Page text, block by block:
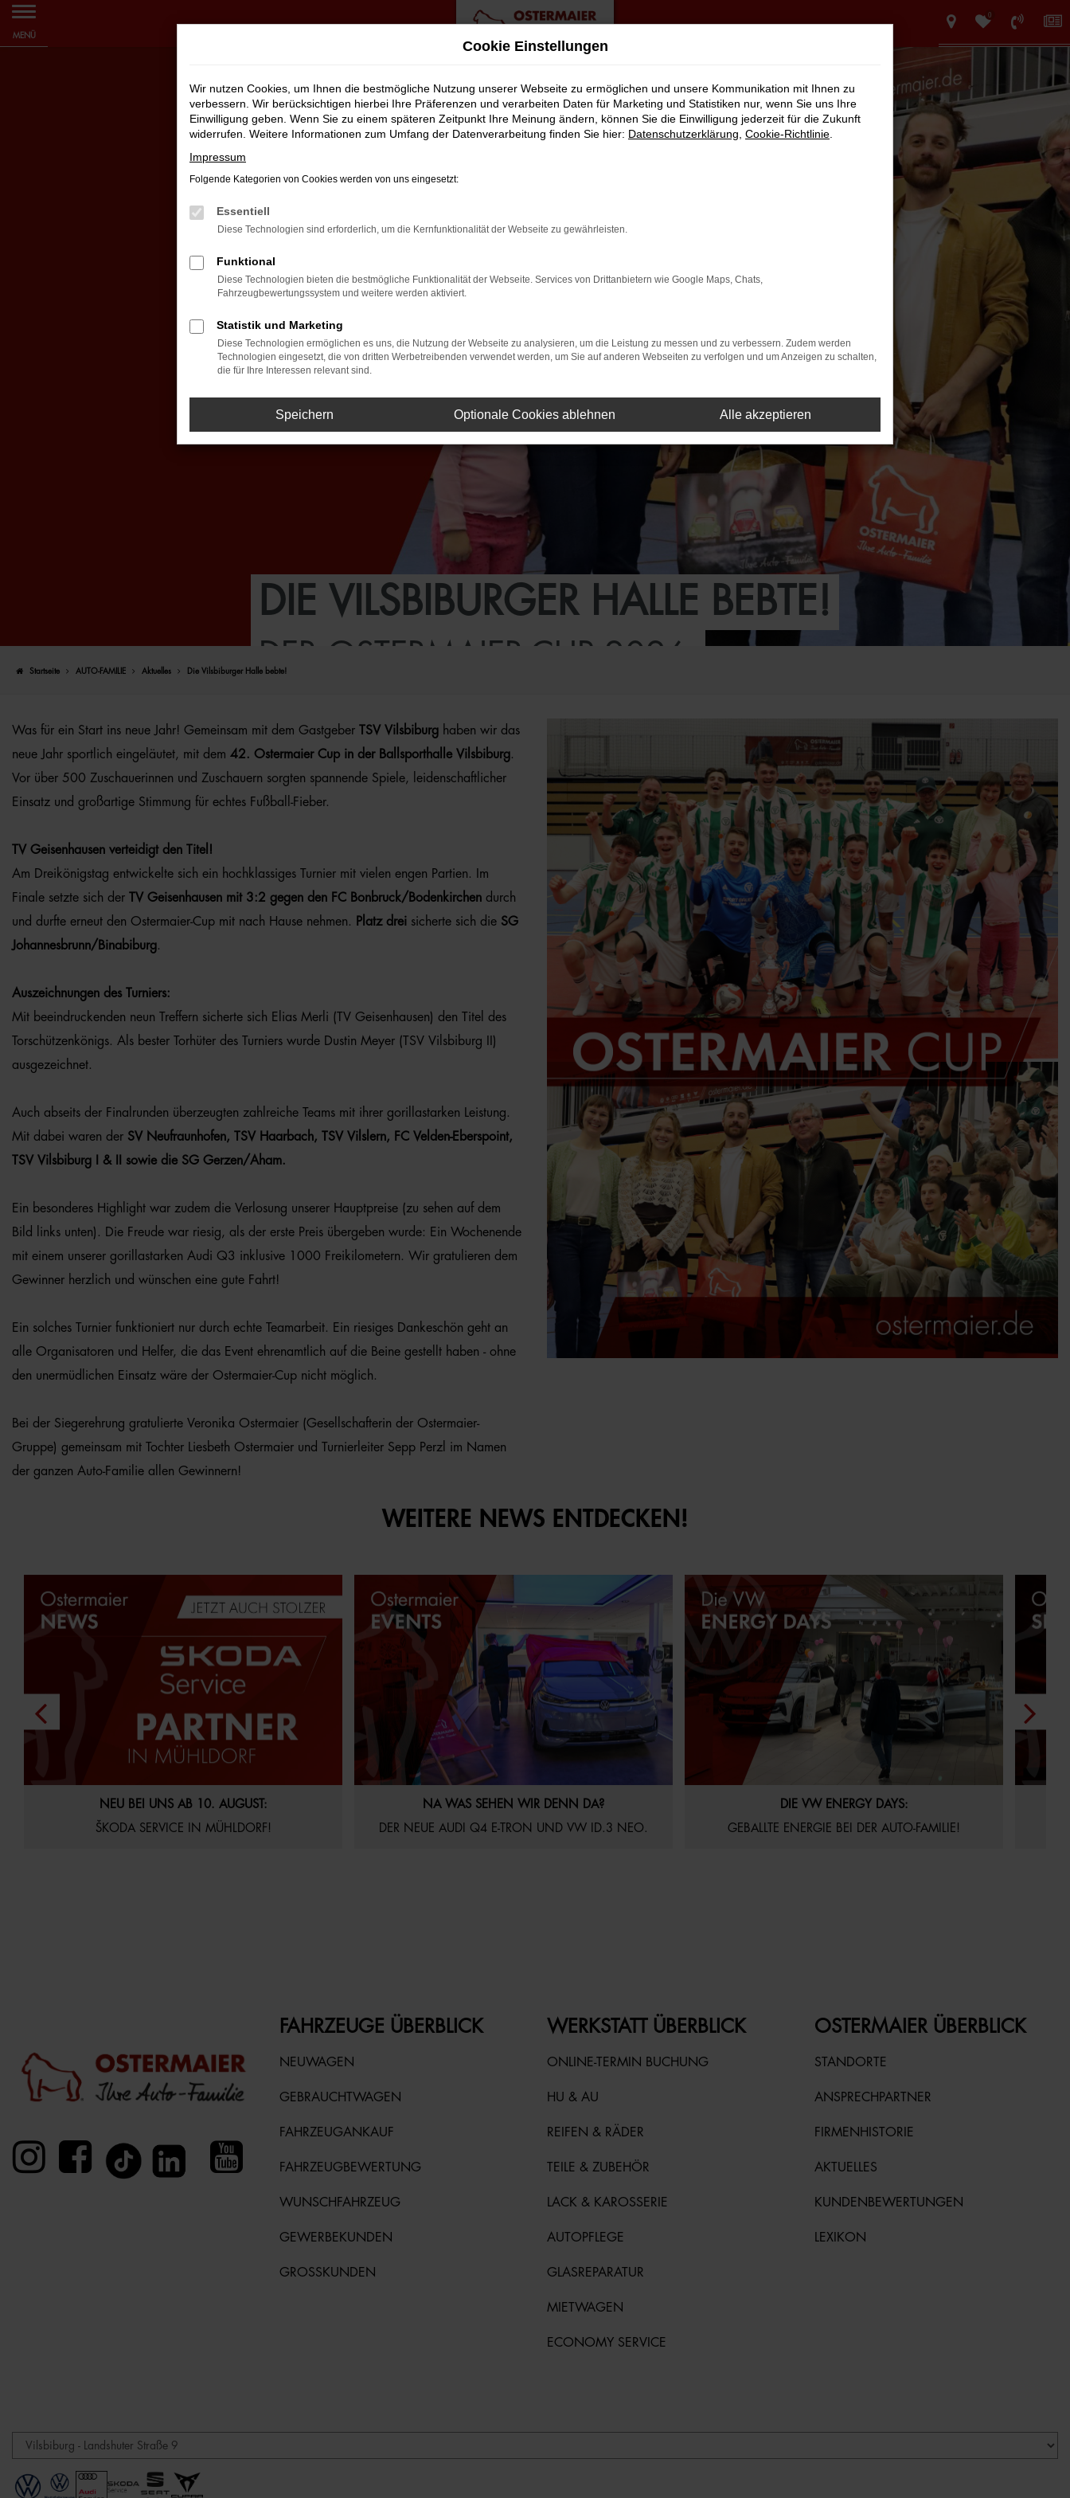
Hauptinhalt
MENÜ
0
DIE VILSBIBURGER HALLE BEBTE!
DER OSTERMAIER-CUP 2026.
Startseite AUTO-FAMILIE Aktuelles Die Vilsbiburger Halle bebte!
Was für ein Start ins neue Jahr! Gemeinsam mit dem Gastgeber TSV Vilsbiburg haben wir das
neue Jahr sportlich eingeläutet, mit dem 42. Ostermaier Cup in der Ballsporthalle Vilsbiburg.
Vor über 500 Zuschauerinnen und Zuschauern sorgten spannende Spiele, leidenschaftlicher
Einsatz und großartige Stimmung für echtes Fußball-Fieber.
TV Geisenhausen verteidigt den Titel!
Am Dreikönigstag entwickelte sich ein hochklassiges Turnier mit vielen engen Partien. Im
Finale setzte sich der
TV Geisenhausen mit 3:2 gegen den FC Bonbruck/Bodenkirchen durch
und durfte erneut den Ostermaier-Cup mit nach Hause nehmen.
Platz drei sicherte sich die SG
Johannesbrunn/Binabiburg.
Auszeichnungen des Turniers:
Mit beeindruckenden neun Treffern sicherte sich Elias Merli (TV Geisenhausen) den Titel des
Torschützenkönigs. Als bester Torhüter des Turniers wurde Dustin Meyer (TSV Vilsbiburg II)
ausgezeichnet.
Auch abseits der Finalrunden überzeugten zahlreiche Teams mit ihrer gorillastarken Leistung.
Mit dabei waren der SV Neufraunhofen, TSV Haarbach, TSV Vilslern, FC Velden-Eberspoint,
TSV Vilsbiburg I & II sowie die SG Gerzen/Aham.
Ein besonderes Highlight war zudem die Verlosung unserer Hauptpreise (zu sehen auf dem
Bild links unten). Die Freude war riesig, als der erste Preis übergeben wurde: Ein Wochenende
mit einem unserer gorillastarken Audi Q3 inklusive 1000 Freikilometern. Wir gratulieren dem
Gewinner herzlich und wünschen eine gute Fahrt!
Ein solches Turnier funktioniert nur durch echte Teamarbeit. Ein riesiges Dankeschön geht an
alle Organisatoren und Helfer, die das Event ehrenamtlich auf die Beine gestellt haben - ohne
den unermüdlichen Einsatz wäre der Ostermaier-Cup nicht möglich.
Bei der Siegerehrung gratulierte Veronika Ostermaier (Gesellschafterin der Ostermaier-
Gruppe) gemeinsam mit Tochter Liesbeth Ostermaier und Turnierleiter Sepp Perzl im Namen
der ganzen Auto-Familie allen Gewinnern!
WEITERE NEWS ENTDECKEN!
Aktuelles Startseite
NEU BEI UNS AB 10. AUGUST:
ŠKODA SERVICE IN MÜHLDORF!
Aktuelles Startseite
NA WAS SEHEN WIR DENN DA?
DER NEUE AUDI Q4 E-TRON UND VW ID.3 NEO.
Aktuelles Startseite
DIE VW ENERGY DAYS:
GEBALLTE ENERGIE BEI DER AUTO-FAMILIE!
FAHRZEUGE ÜBERBLICK
NEUWAGEN
GEBRAUCHTWAGEN
FAHRZEUGANKAUF
FAHRZEUGBEWERTUNG
WUNSCHFAHRZEUG
GEWERBEKUNDEN
GROSSKUNDEN
WERKSTATT ÜBERBLICK
ONLINE-TERMIN BUCHUNG
HU & AU
REIFEN & RÄDER
TEILE & ZUBEHÖR
LACK & KAROSSERIE
AUTOPFLEGE
GLASREPARATUR
MIETWAGEN
ECONOMY SERVICE
OSTERMAIER ÜBERBLICK
STANDORTE
ANSPRECHPARTNER
FIRMENHISTORIE
AKTUELLES
KUNDENBEWERTUNGEN
LEXIKON
Cookie Einstellungen
Wir nutzen Cookies, um Ihnen die bestmögliche Nutzung unserer Webseite zu ermöglichen und unsere Kommunikation mit Ihnen zu
verbessern. Wir berücksichtigen hierbei Ihre Präferenzen und verarbeiten Daten für Marketing und Statistiken nur, wenn Sie uns Ihre
Einwilligung geben. Wenn Sie zu einem späteren Zeitpunkt Ihre Meinung ändern, können Sie die Einwilligung jederzeit für die Zukunft
widerrufen. Weitere Informationen zum Umfang der Datenverarbeitung finden Sie hier: Datenschutzerklärung Cookie-Richtlinie
Impressum
Folgende Kategorien von Cookies werden von uns eingesetzt:
Essentiell
Diese Technologien sind erforderlich, um die Kernfunktionalität der Webseite zu gewährleisten.
Funktional
Diese Technologien bieten die bestmögliche Funktionalität der Webseite. Services von Drittanbietern wie Google Maps, Chats,
Fahrzeugbewertungssystem und weitere werden aktiviert.
Statistik und Marketing
Diese Technologien ermöglichen es uns, die Nutzung der Webseite zu analysieren, um die Leistung zu messen und zu verbessern. Zudem werden
Technologien eingesetzt, die von dritten Werbetreibenden verwendet werden, um Sie auf anderen Webseiten zu verfolgen und um Anzeigen zu schalten,
die für Ihre Interessen relevant sind.
Speichern Optionale Cookies ablehnen Alle akzeptieren